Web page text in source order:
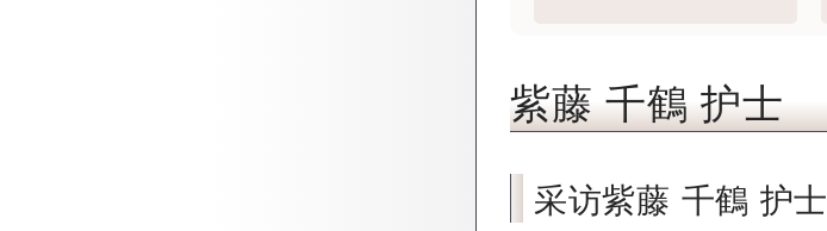
紫藤 千鶴 护士
采访紫藤 千鶴 护士